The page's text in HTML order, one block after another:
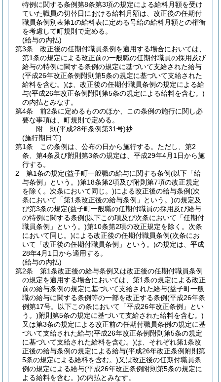
特例に関する条例第8条第3項の規定による給料月額を受け
ていた職員の切替日における給料月額は、改正後の任期付
職員条例別表第1の給料表に定める号給の給料月額との権衡
を考慮して町規則で定める。
(給与の内払)
第3条
改正後の任期付職員条例を適用する場合においては、
第1条の規定による改正前の一般職の任期付職員の採用及び
給与の特例に関する条例の規定に基づいて支給された給与
(平成26年改正条例附則第5条の規定に基づいて支給された
給料を含む。)は、改正後の任期付職員条例の規定による給
与(平成26年改正条例附則第5条の規定による給料を含む。)
の内払とみなす。
第4条
前2条に定めるもののほか、この条例の施行に関し必
要な事項は、町規則で定める。
附 則(平成28年条例第31号)抄
(施行期日等)
第1条
この条例は、公布の日から施行する。 ただし、第2
条、第4条及び附則第3条の規定は、平成29年4月1日から施
行する。
2
第1条の規定(益子町一般職の給与に関する条例(以下「給
与条例」という。)第18条第2項及び附則第7項の改正規定
を除く。次条において同じ。)による改正後の給与条例(次
条において「第1条改正後の給与条例」という。)の規定及
び第3条の規定(益子町一般職の任期付職員の採用及び給与
の特例に関する条例(以下この項及び次条において「任期付
職員条例」という。)第10条第2項の改正規定を除く。次条
において同じ。)による改正後の任期付職員条例(次条にお
いて「改正後の任期付職員条例」という。)の規定は、平成
28年4月1日から適用する。
(給与の内払)
第2条
第1条改正後の給与条例又は改正後の任期付職員条例
の規定を適用する場合においては、第1条の規定による改正
前の給与条例の規定に基づいて支給された給与(益子町一般
職の給与に関する条例等の一部を改正する条例(平成26年条
例第17号。以下この条において「平成26年改正条例」とい
う。)附則第5条の規定に基づいて支給された給料を含む。)
又は第3条の規定による改正前の任期付職員条例の規定に基
づいて支給された給与(平成26年改正条例附則第5条の規定
に基づいて支給された給料を含む。)は、それぞれ第1条改
正後の給与条例の規定による給与(平成26年改正条例附則第
5条の規定による給料を含む。)又は改正後の任期付職員条
例の規定による給与(平成26年改正条例附則第5条の規定に
よる給料を含む。)の内払とみなす。